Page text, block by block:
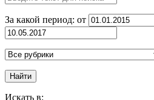
За какой период: от
Найти
Искать в: